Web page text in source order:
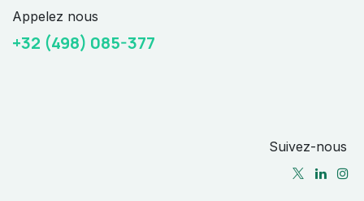
Appelez nous
+32 (498) 085-377
Suivez-nous